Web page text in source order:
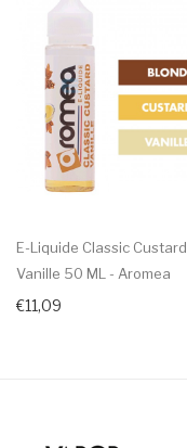
E-Liquide Classic Custard
Vanille 50 ML - Aromea
€11,09